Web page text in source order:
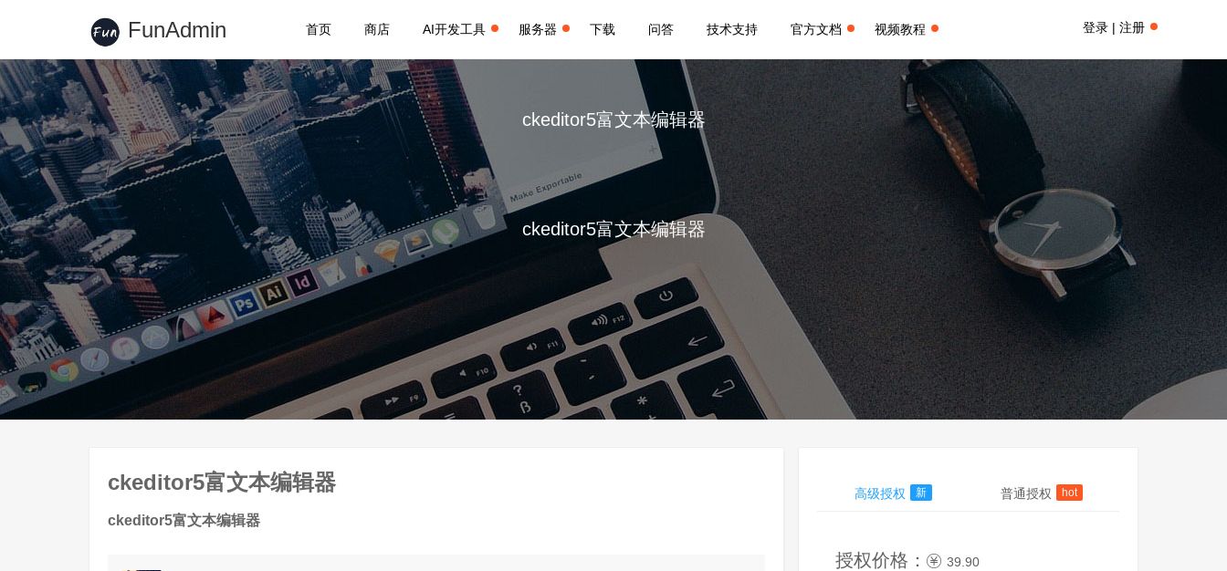
FunAdmin 首页 商店 AI开发工具 服务器 下载 问答 技术支持 官方文档 视频教程 登录 | 注册
ckeditor5富文本编辑器
ckeditor5富文本编辑器
ckeditor5富文本编辑器
ckeditor5富文本编辑器
高级授权 新 普通授权 hot
授权价格： 39.90